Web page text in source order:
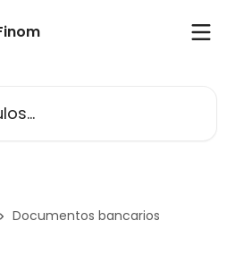
Documentos bancarios